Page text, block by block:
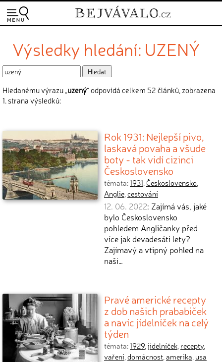
Výsledky hledání: UZENÝ
Hledanému výrazu „uzený“ odpovídá celkem 52 článků, zobrazena
1. strana výsledků:
Rok 1931: Nejlepší pivo,
laskavá povaha a všude
boty - tak vidí cizinci
Československo
témata:1931,Československo,
Anglie,cestování
12. 06. 2022: Zajímá vás, jaké
bylo Československo
pohledem Angličanky před
více jak devadesáti lety?
Zajímavý a vtipný pohled na
naši…
Pravé americké recepty
z dob našich prababiček
a navíc jídelníček na celý
týden
témata:1929,jídelníček, recepty,
vaření,domácnost,amerika, usa